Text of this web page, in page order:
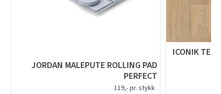
JORDAN MALEPUTE ROLLING PAD
PERFECT
119,- pr. stykk
ICONIK